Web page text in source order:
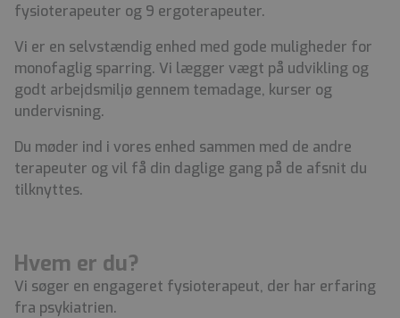
fysioterapeuter og 9 ergoterapeuter.
Vi er en selvstændig enhed med gode muligheder for
monofaglig sparring. Vi lægger vægt på udvikling og
godt arbejdsmiljø gennem temadage, kurser og
undervisning.
Du møder ind i vores enhed sammen med de andre
terapeuter og vil få din daglige gang på de afsnit du
tilknyttes.
Hvem er du?
Vi søger en engageret fysioterapeut, der har erfaring
fra psykiatrien.